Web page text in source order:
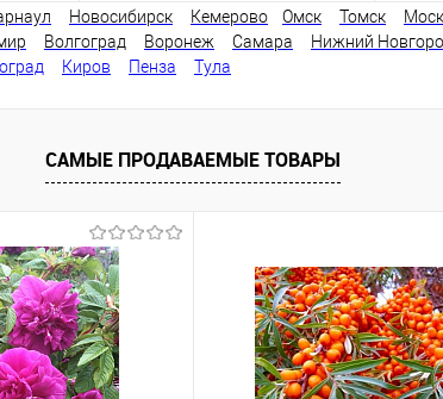
Подписаться
Купить в 1 клик
Сравнение
В избранное
Недоступно
Новосибирск Кемерово Омск Томск
Волгоград Воронеж Самара Нижний
Киров Пенза Тула
САМЫЕ ПРОДАВАЕМЫЕ ТОВАРЫ